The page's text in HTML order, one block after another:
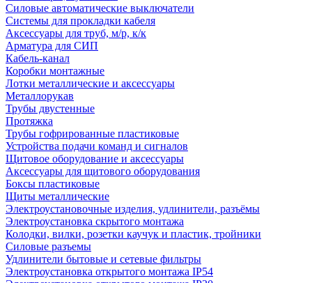
Силовые автоматические выключатели
Системы для прокладки кабеля
Аксессуары для труб, м/р, к/к
Арматура для СИП
Кабель-канал
Коробки монтажные
Лотки металлические и аксессуары
Металлорукав
Трубы двустенные
Протяжка
Трубы гофрированные пластиковые
Устройства подачи команд и сигналов
Щитовое оборудование и аксессуары
Аксессуары для щитового оборудования
Боксы пластиковые
Щиты металлические
Электроустановочные изделия, удлинители, разъёмы
Электроустановка скрытого монтажа
Колодки, вилки, розетки каучук и пластик, тройники
Силовые разъемы
Удлинители бытовые и сетевые фильтры
Электроустановка открытого монтажа IP54